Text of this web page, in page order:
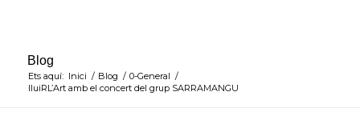
Blog
Ets aquí: Inici / Blog / 0-General /
lluiRL’Art amb el concert del grup SARRAMANGU